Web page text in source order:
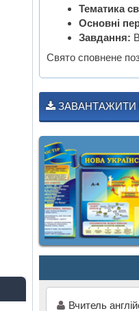
Тематика
Основні
Завдання:
Свято сповнене
ЗАВАНТАЖИТИ
Вчитель